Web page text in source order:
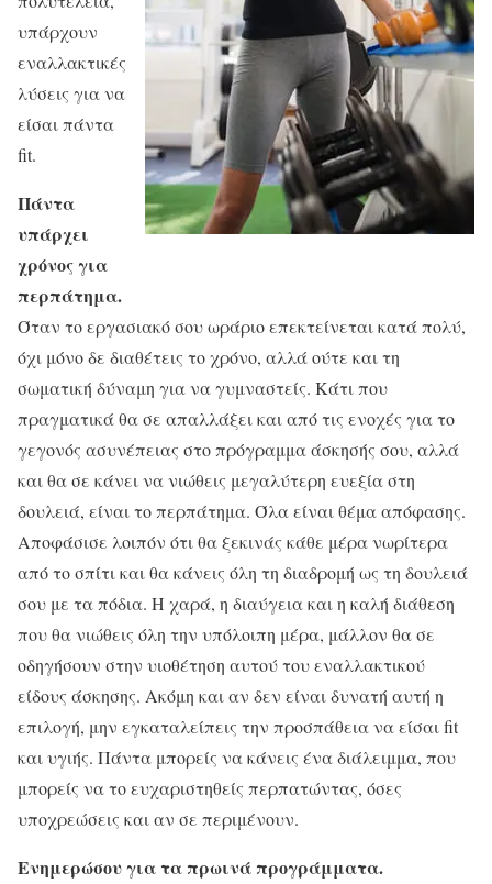
υπάρχουν
εναλλακτικές
λύσεις για να
είσαι πάντα
fit.
Πάντα
υπάρχει
χρόνος για
περπάτημα.
Όταν το εργασιακό σου ωράριο επεκτείνεται κατά πολύ,
όχι μόνο δε διαθέτεις το χρόνο, αλλά ούτε και τη
σωματική δύναμη για να γυμναστείς. Κάτι που
πραγματικά θα σε απαλλάξει και από τις ενοχές για το
γεγονός ασυνέπειας στο πρόγραμμα άσκησής σου, αλλά
και θα σε κάνει να νιώθεις μεγαλύτερη ευεξία στη
δουλειά, είναι το περπάτημα. Όλα είναι θέμα απόφασης.
Αποφάσισε λοιπόν ότι θα ξεκινάς κάθε μέρα νωρίτερα
από το σπίτι και θα κάνεις όλη τη διαδρομή ως τη δουλειά
σου με τα πόδια. Η χαρά, η διαύγεια και η καλή διάθεση
που θα νιώθεις όλη την υπόλοιπη μέρα, μάλλον θα σε
οδηγήσουν στην υιοθέτηση αυτού του εναλλακτικού
είδους άσκησης. Ακόμη και αν δεν είναι δυνατή αυτή η
επιλογή, μην εγκαταλείπεις την προσπάθεια να είσαι fit
και υγιής. Πάντα μπορείς να κάνεις ένα διάλειμμα, που
μπορείς να το ευχαριστηθείς περπατώντας, όσες
υποχρεώσεις και αν σε περιμένουν.
Ενημερώσου για τα πρωινά προγράμματα.